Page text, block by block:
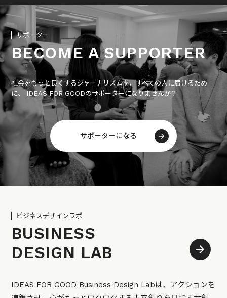
サポーター
BECOME A SUPPORTER
社会をもっと良くするジャーナリズムを、すべての人に届けるため
に、 IDEAS FOR GOODのサポーターになりませんか？
サポーターになる
ビジネスデザインラボ
BUSINESS
DESIGN LAB
IDEAS FOR GOOD Business Design Labは、アクションを